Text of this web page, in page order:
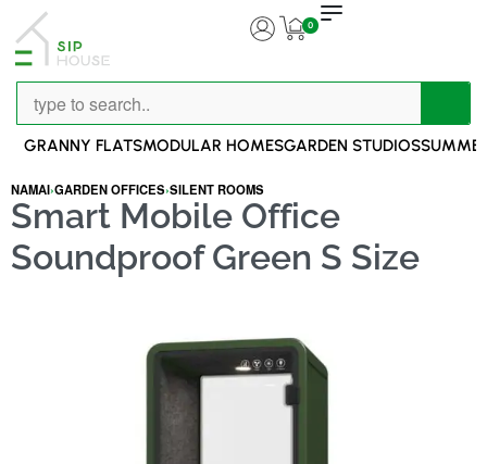
0
GRANNY FLATSMODULAR HOMESGARDEN STUDIOS
NAMAI›GARDEN OFFICES›SILENT ROOMS
Smart Mobile Office
Soundproof Green S Size